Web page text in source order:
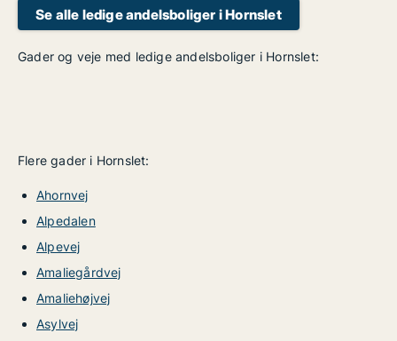
Se alle ledige andelsboliger i Hornslet
Gader og veje med ledige andelsboliger i Hornslet:
Flere gader i Hornslet:
Ahornvej
Alpedalen
Alpevej
Amaliegårdvej
Amaliehøjvej
Asylvej